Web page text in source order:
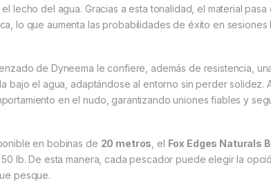
lecho del agua. Gracias a esta tonalidad, el material
lo que aumenta las probabilidades de éxito en
de Dyneema le confiere, además de resistencia,
bajo el agua, adaptándose al entorno sin perder
en el nudo, garantizando uniones fiables y
en bobinas de 20 metros , el Fox Edges Naturals
lb. De esta manera, cada pescador puede elegir la
pesque.